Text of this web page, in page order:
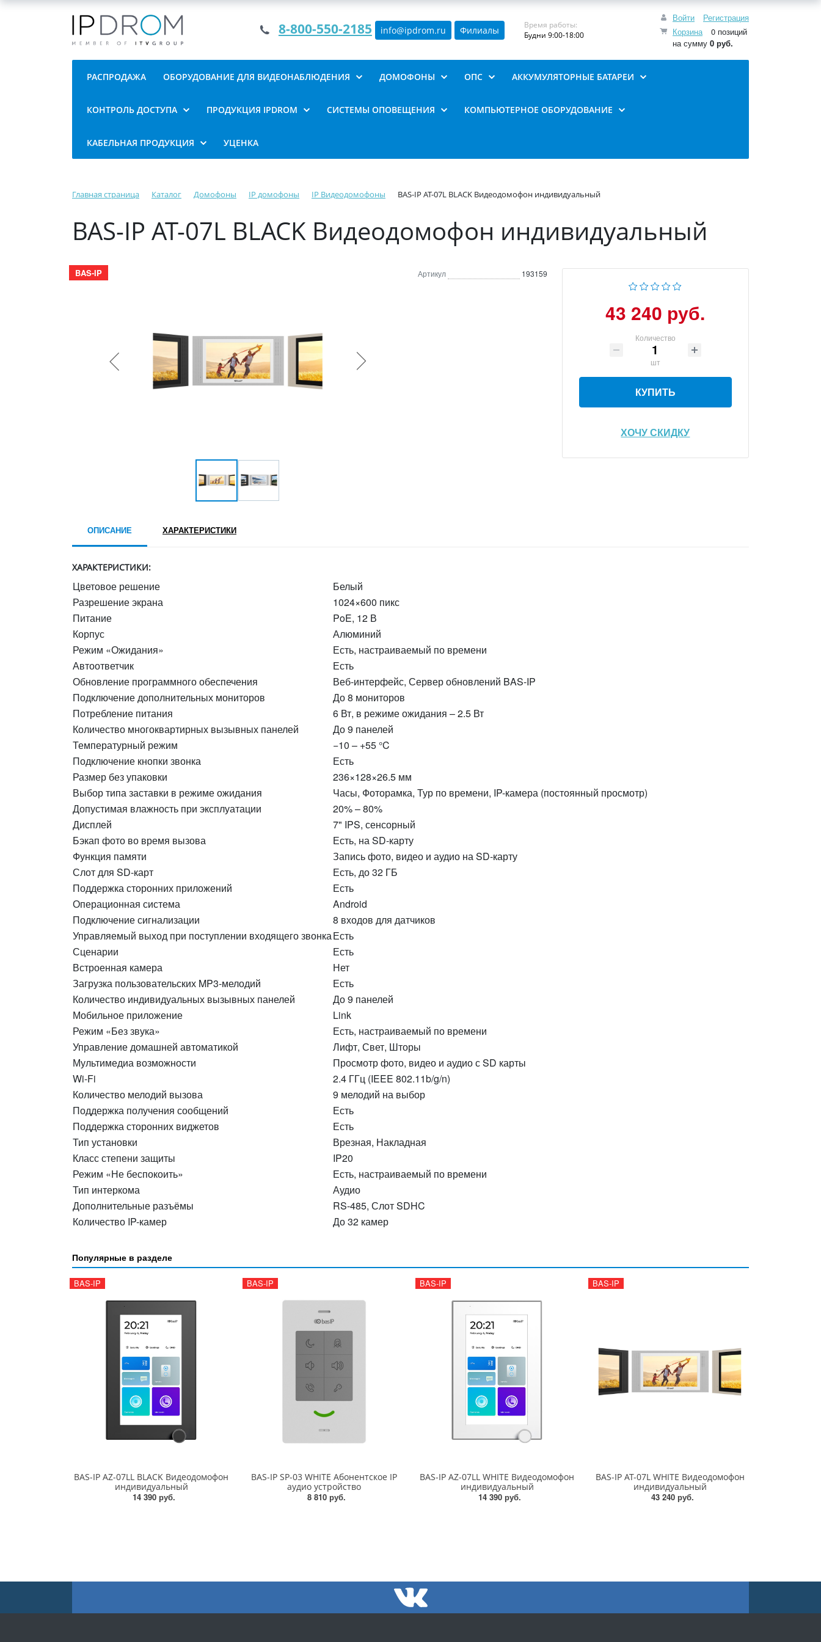
Войти
Регистрация
Корзина
0 позиций
на сумму 0 руб.
8-800-550-2185 info@ipdrom.ru Филиалы
Время работы:
Будни 9:00-18:00
РАСПРОДАЖА ОБОРУДОВАНИЕ ДЛЯ ВИДЕОНАБЛЮДЕНИЯ ДОМОФОНЫ ОПС АККУМУЛЯТОРНЫЕ БАТАРЕИ
КОНТРОЛЬ ДОСТУПА ПРОДУКЦИЯ IPDROM СИСТЕМЫ ОПОВЕЩЕНИЯ КОМПЬЮТЕРНОЕ ОБОРУДОВАНИЕ
КАБЕЛЬНАЯ ПРОДУКЦИЯ УЦЕНКА
Главная страница Каталог Домофоны IP домофоны IP Видеодомофоны BAS-IP AT-07L BLACK Видеодомофон индивидуальный
BAS-IP AT-07L BLACK Видеодомофон индивидуальный
BAS-IP Артикул 193159
43 240 руб.
Количество
шт
КУПИТЬ
ХОЧУ СКИДКУ
ОПИСАНИЕ ХАРАКТЕРИСТИКИ
ХАРАКТЕРИСТИКИ:
Цветовое решение
Белый
Разрешение экрана
1024×600 пикс
Питание
PoE, 12 В
Корпус
Алюминий
Режим «Ожидания»
Есть, настраиваемый по времени
Автоответчик
Есть
Обновление программного обеспечения
Веб-интерфейс, Сервер обновлений BAS-IP
Подключение дополнительных мониторов
До 8 мониторов
Потребление питания
6 Вт, в режиме ожидания – 2.5 Вт
Количество многоквартирных вызывных панелей
До 9 панелей
Температурный режим
−10 – +55 °C
Подключение кнопки звонка
Есть
Размер без упаковки
236×128×26.5 мм
Выбор типа заставки в режиме ожидания
Часы, Фоторамка, Тур по времени, IP-камера (постоянный просмотр)
Допустимая влажность при эксплуатации
20% – 80%
Дисплей
7" IPS, сенсорный
Бэкап фото во время вызова
Есть, на SD‑карту
Функция памяти
Запись фото, видео и аудио на SD‑карту
Слот для SD-карт
Есть, до 32 ГБ
Поддержка сторонних приложений
Есть
Операционная система
Android
Подключение сигнализации
8 входов для датчиков
Управляемый выход при поступлении входящего звонкаЕсть
Сценарии
Есть
Встроенная камера
Нет
Загрузка пользовательских MP3‑мелодий
Есть
Количество индивидуальных вызывных панелей
До 9 панелей
Мобильное приложение
Link
Режим «Без звука»
Есть, настраиваемый по времени
Управление домашней автоматикой
Лифт, Свет, Шторы
Мультимедиа возможности
Просмотр фото, видео и аудио с SD карты
Wi-Fi
2.4 ГГц (IEEE 802.11b/g/n)
Количество мелодий вызова
9 мелодий на выбор
Поддержка получения сообщений
Есть
Поддержка сторонних виджетов
Есть
Тип установки
Врезная, Накладная
Класс степени защиты
IP20
Режим «Не беспокоить»
Есть, настраиваемый по времени
Тип интеркома
Аудио
Дополнительные разъёмы
RS-485, Слот SDHC
Количество IP-камер
До 32 камер
Популярные в разделе
BAS-IP
BAS-IP AZ-07LL BLACK Видеодомофон
индивидуальный
14 390 руб.
BAS-IP
BAS-IP SP-03 WHITE Абонентское IP
аудио устройство
8 810 руб.
BAS-IP
BAS-IP AZ-07LL WHITE Видеодомофон
индивидуальный
14 390 руб.
BAS-IP
BAS-IP AT-07L WHITE Видеодомофон
индивидуальный
43 240 руб.